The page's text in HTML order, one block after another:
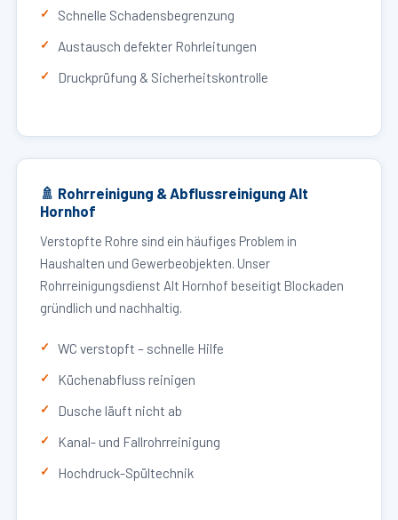
Schnelle Schadensbegrenzung
Austausch defekter Rohrleitungen
Druckprüfung & Sicherheitskontrolle
🚿 Rohrreinigung & Abflussreinigung Alt
Hornhof
Verstopfte Rohre sind ein häufiges Problem in
Haushalten und Gewerbeobjekten. Unser
Rohrreinigungsdienst Alt Hornhof beseitigt Blockaden
gründlich und nachhaltig.
WC verstopft – schnelle Hilfe
Küchenabfluss reinigen
Dusche läuft nicht ab
Kanal- und Fallrohrreinigung
Hochdruck-Spültechnik